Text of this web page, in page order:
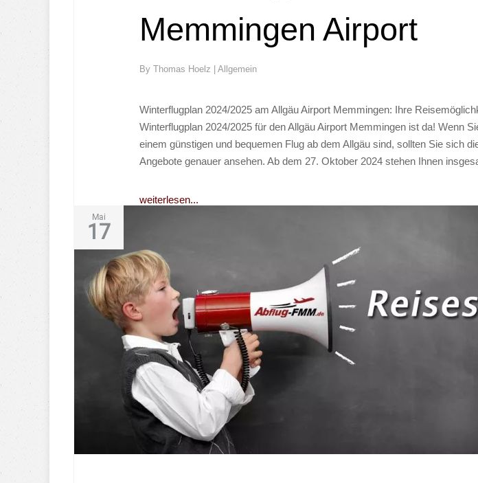
Memmingen Airport
By Thomas Hoelz | Allgemein
Winterflugplan 2024/2025 am Allgäu Airport Memmingen: Ihre
Winterflugplan 2024/2025 für den Allgäu Airport Memmingen ist da! Wenn
einem günstigen und bequemen Flug ab dem Allgäu sind, sollten Sie sich
Angebote genauer ansehen. Ab dem 27. Oktober 2024 stehen Ihnen
weiterlesen...
Mai
17